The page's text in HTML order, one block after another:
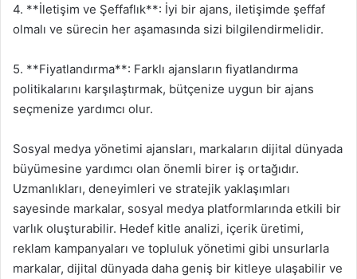
4. **İletişim ve Şeffaflık**: İyi bir ajans, iletişimde şeffaf
olmalı ve sürecin her aşamasında sizi bilgilendirmelidir.
5. **Fiyatlandırma**: Farklı ajansların fiyatlandırma
politikalarını karşılaştırmak, bütçenize uygun bir ajans
seçmenize yardımcı olur.
Sosyal medya yönetimi ajansları, markaların dijital dünyada
büyümesine yardımcı olan önemli birer iş ortağıdır.
Uzmanlıkları, deneyimleri ve stratejik yaklaşımları
sayesinde markalar, sosyal medya platformlarında etkili bir
varlık oluşturabilir. Hedef kitle analizi, içerik üretimi,
reklam kampanyaları ve topluluk yönetimi gibi unsurlarla
markalar, dijital dünyada daha geniş bir kitleye ulaşabilir ve